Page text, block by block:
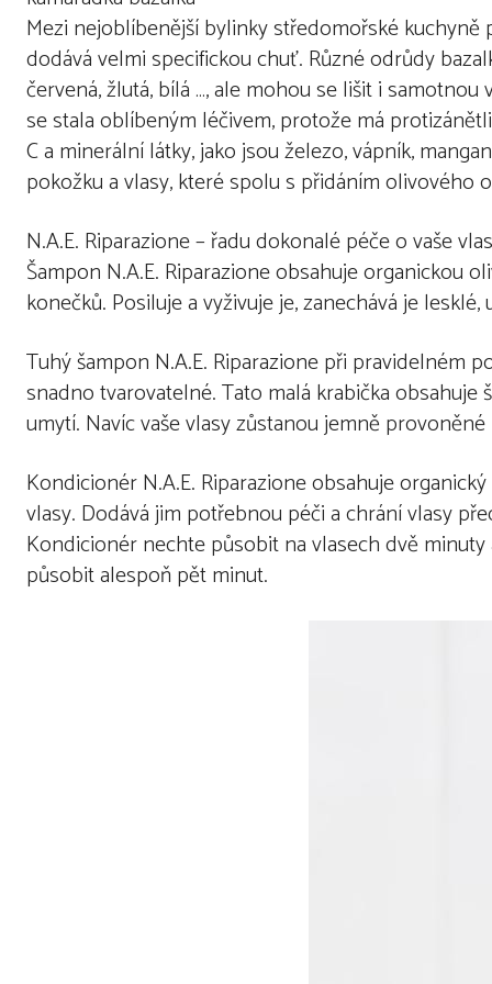
Mezi nejoblíbenější bylinky středomořské
dodává velmi specifickou chuť. Různé odrůdy
červená, žlutá, bílá …, ale mohou se lišit i
se stala oblíbeným léčivem, protože má
C a minerální látky, jako jsou železo, vápník,
pokožku a vlasy, které spolu s přidáním olivového
N.A.E. Riparazione – řadu dokonalé péče o vaše
Šampon N.A.E. Riparazione obsahuje organickou
konečků. Posiluje a vyživuje je, zanechává je
Tuhý šampon N.A.E. Riparazione při pravidelném
snadno tvarovatelné. Tato malá krabička
umytí. Navíc vaše vlasy zůstanou jemně
Kondicionér N.A.E. Riparazione obsahuje
vlasy. Dodává jim potřebnou péči a chrání vlasy
Kondicionér nechte působit na vlasech dvě
působit alespoň pět minut.